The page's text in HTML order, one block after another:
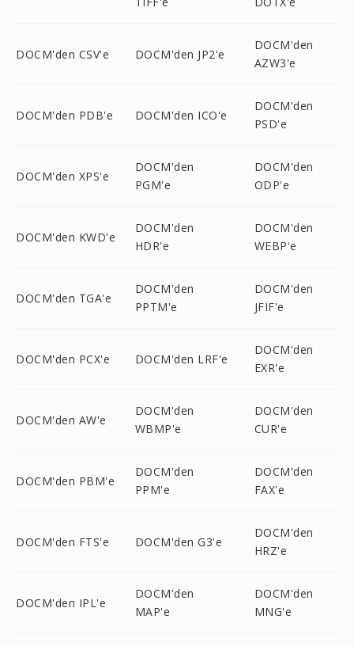
DOCM'den CSV'e DOCM'den JP2'e
DOCM'den
AZW3'e
DOCM'den PDB'e DOCM'den ICO'e
DOCM'den
PSD'e
DOCM'den XPS'e
DOCM'den
PGM'e
DOCM'den
ODP'e
DOCM'den KWD'e
DOCM'den
HDR'e
DOCM'den
WEBP'e
DOCM'den TGA'e
DOCM'den
PPTM'e
DOCM'den
JFIF'e
DOCM'den PCX'e DOCM'den LRF'e
DOCM'den
EXR'e
DOCM'den AW'e
DOCM'den
WBMP'e
DOCM'den
CUR'e
DOCM'den PBM'e
DOCM'den
PPM'e
DOCM'den
FAX'e
DOCM'den FTS'e DOCM'den G3'e
DOCM'den
HRZ'e
DOCM'den IPL'e
DOCM'den
MAP'e
DOCM'den
MNG'e